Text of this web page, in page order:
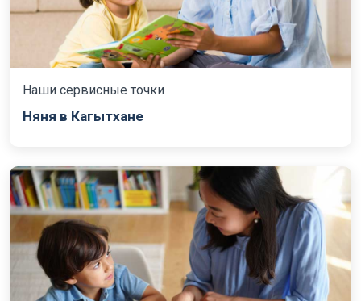
Наши сервисные точки
Няня в Кагытхане